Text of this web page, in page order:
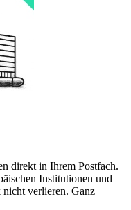
direkt in Ihrem Postfach.
Institutionen und
verlieren. Ganz